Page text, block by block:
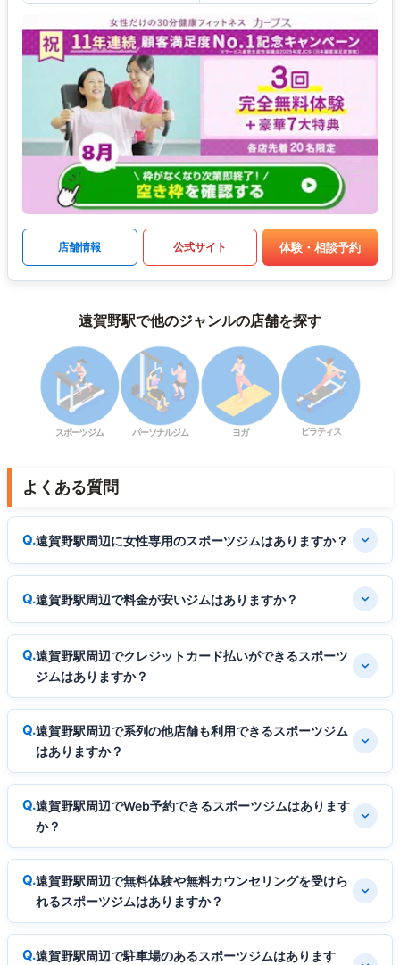
店舗情報 公式サイト 体験・相談予約
遠賀野駅で他のジャンルの店舗を探す
スポーツジム パーソナルジム ヨガ ピラティス
よくある質問
遠賀野駅周辺に女性専用のスポーツジムはありますか？
遠賀野駅周辺で料金が安いジムはありますか？
遠賀野駅周辺でクレジットカード払いができるスポーツ
ジムはありますか？
遠賀野駅周辺で系列の他店舗も利用できるスポーツジム
はありますか？
遠賀野駅周辺でWeb予約できるスポーツジムはあります
か？
遠賀野駅周辺で無料体験や無料カウンセリングを受けら
れるスポーツジムはありますか？
遠賀野駅周辺で駐車場のあるスポーツジムはあります